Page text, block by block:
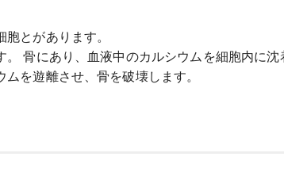
とがあります。
骨にあり、血液中のカルシウムを細胞内に沈
を遊離させ、骨を破壊します。